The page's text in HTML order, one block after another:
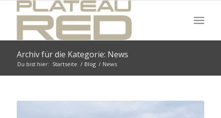
Archiv für die Kategorie: News
Du bist hier: Startseite / Blog / News